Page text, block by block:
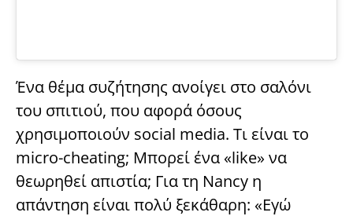
Ένα θέμα συζήτησης ανοίγει στο σαλόνι
του σπιτιού, που αφορά όσους
χρησιμοποιούν social media. Τι είναι το
micro-cheating; Μπορεί ένα «like» να
θεωρηθεί απιστία; Για τη Nancy η
απάντηση είναι πολύ ξεκάθαρη: «Εγώ